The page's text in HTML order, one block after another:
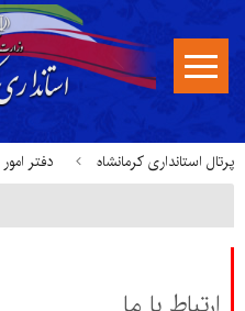
پرتال استانداری کرمانشاه دفتر امور